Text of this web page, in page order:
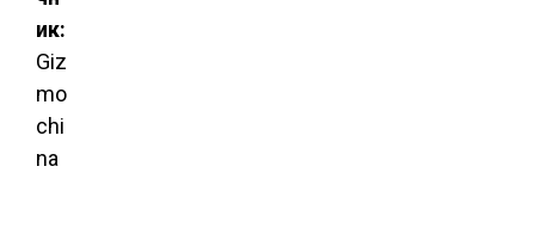
ик:
Giz
mo
chi
na